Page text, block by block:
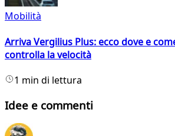
Mobilità
Arriva Vergilius Plus: ecco dove e
controlla la velocità
1 min di lettura
Idee e commenti